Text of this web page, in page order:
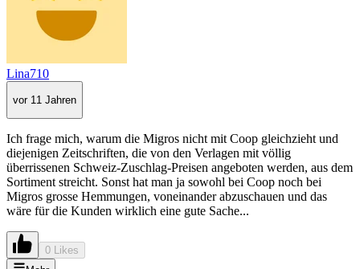
Lina710
vor 11 Jahren
Ich frage mich, warum die Migros nicht mit Coop gleichzieht und
diejenigen Zeitschriften, die von den Verlagen mit völlig
überrissenen Schweiz-Zuschlag-Preisen angeboten werden, aus dem
Sortiment streicht. Sonst hat man ja sowohl bei Coop noch bei
Migros grosse Hemmungen, voneinander abzuschauen und das
wäre für die Kunden wirklich eine gute Sache...
0 Likes